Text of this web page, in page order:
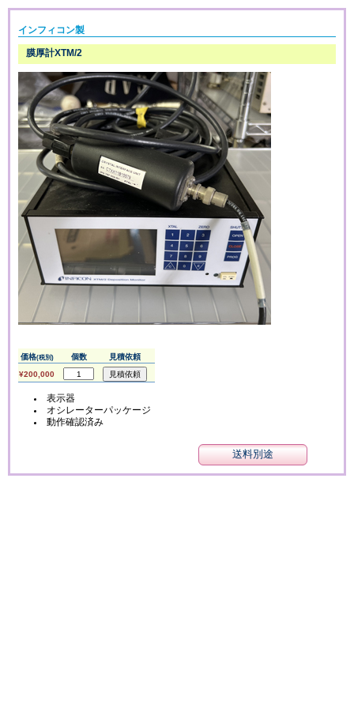
インフィコン製
膜厚計XTM/2
価格(税別) 個数
見積依頼
¥200,000
表示器
オシレーターパッケージ
動作確認済み
送料別途